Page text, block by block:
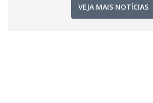
VEJA MAIS NOTÍCIAS